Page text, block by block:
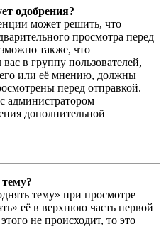
одобрения?
может решить, что
просмотра перед
также, что
в группу пользователей,
или её мнению, должны
перед отправкой.
администратором
дополнительной
тему» при просмотре
её в верхнюю часть первой
не происходит, то это